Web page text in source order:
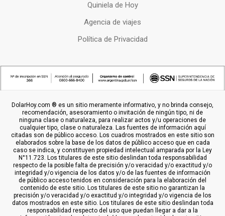
Quiniela de Hoy
Agencia de viajes
Política de Privacidad
DolarHoy.com ® es un sitio meramente informativo, y no brinda consejo,
recomendación, asesoramiento o invitación de ningún tipo, ni de
ninguna clase o naturaleza, para realizar actos y/u operaciones de
cualquier tipo, clase o naturaleza. Las fuentes de información aquí
citadas son de público acceso. Los cuadros mostrados en este sitio son
elaborados sobre la base de los datos de público acceso que en cada
caso se indica, y constituyen propiedad intelectual amparada por la Ley
N°11.723. Los titulares de este sitio deslindan toda responsabilidad
respecto de la posible falta de precisión y/o veracidad y/o exactitud y/o
integridad y/o vigencia de los datos y/o de las fuentes de información
de público acceso tenidos en consideración para la elaboración del
contenido de este sitio. Los titulares de este sitio no garantizan la
precisión y/o veracidad y/o exactitud y/o integridad y/o vigencia de los
datos mostrados en este sitio. Los titulares de este sitio deslindan toda
responsabilidad respecto del uso que puedan llegar a dar a la